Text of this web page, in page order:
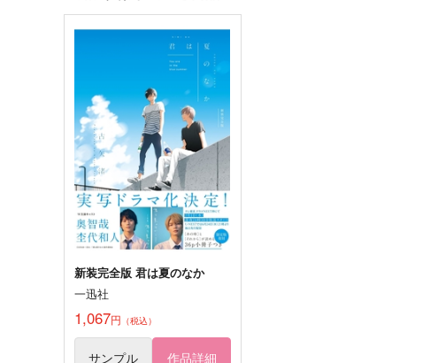
にいちゃんとおとうと
HYPER☆APPLE
1,085円（税込）
中略と後略を
STARDUST-VISION
440円 （税込）
鬼滅の刃
不死川実弥×煉獄杏寿郎
サンプル カート
新装完全版 君は夏のなか
一迅社
1,067円 （税込）
サンプル 作品詳細